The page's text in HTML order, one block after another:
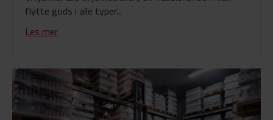
flytte gods i alle typer...
Les mer